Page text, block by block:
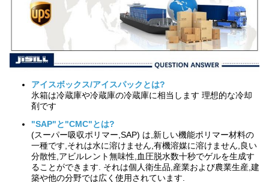
アイスボックス/アイスパックとは?
氷箱は冷蔵庫や冷蔵庫の冷蔵庫に相当します 理想的な冷却
剤です
"SAP"と"CMC"とは?
(スーパー吸収ポリマー,SAP) は,新しい機能ポリマー材料の
一種です,それは水に溶けません,有機溶媒に溶けません,良い
分散性,アビルレント無味性,血圧脱水数十秒でゲルを生成す
ることができます. それは個人衛生品,産業および農業生産,建
築や他の分野では広く使用されています.